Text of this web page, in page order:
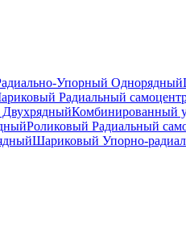
Упорный Однорядный
Радиальный
Комбинированный
Роликовый Радиальный
Шариковый Упорно-